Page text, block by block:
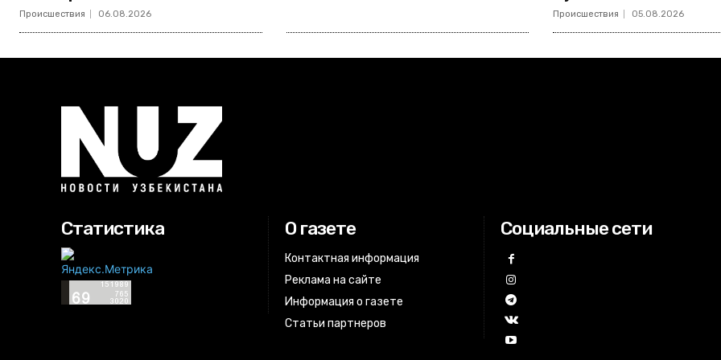
Происшествия 06.08.2026 Происшествия 05.08.2026
Статистика О газете
Контактная информация
Реклама на сайте
Информация о газете
Статьи партнеров
Социальные сети